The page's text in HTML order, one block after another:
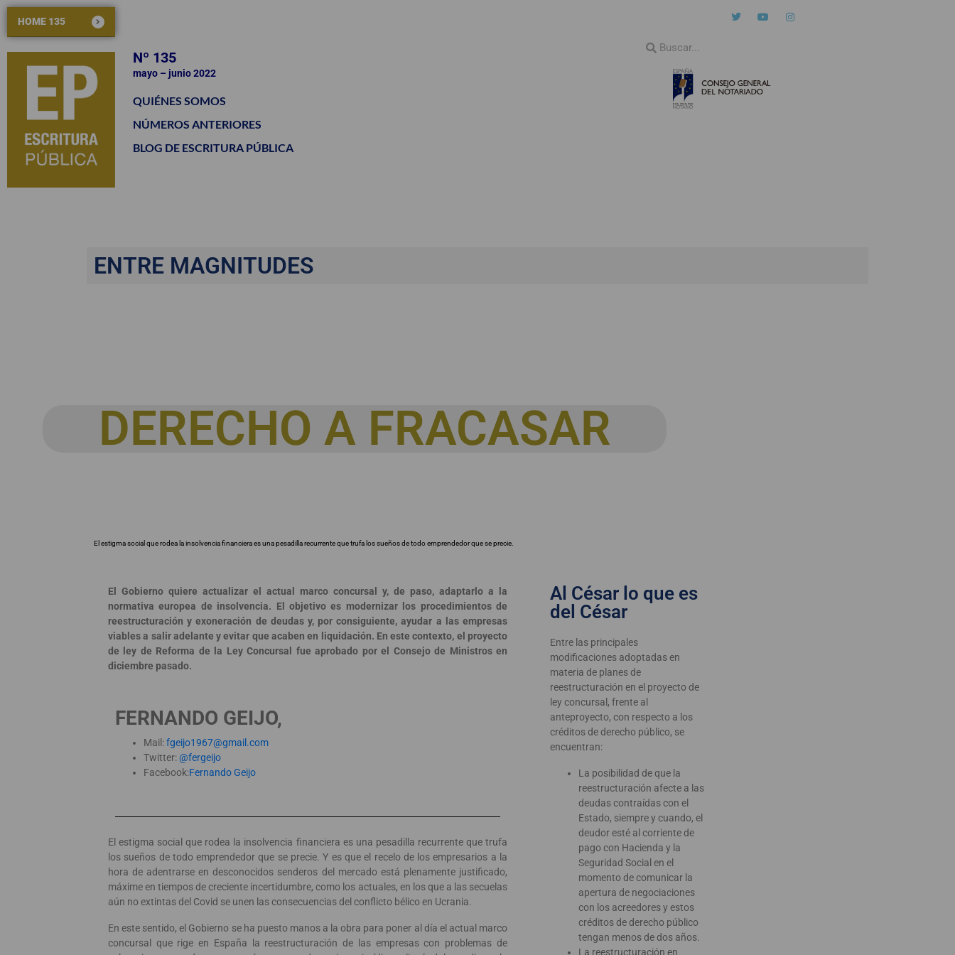
HOME 135
Nº 135
mayo – junio 2022
QUIÉNES SOMOS
NÚMEROS ANTERIORES
BLOG DE ESCRITURA PÚBLICA
ENTRE MAGNITUDES
DERECHO A FRACASAR
El estigma social que rodea la insolvencia financiera es una pesadilla recurrente que trufa los sueños de todo emprendedor que se precie.
El Gobierno quiere actualizar el actual marco concursal y, de paso, adaptarlo a la
normativa europea de insolvencia. El objetivo es modernizar los procedimientos de
reestructuración y exoneración de deudas y, por consiguiente, ayudar a las empresas
viables a salir adelante y evitar que acaben en liquidación. En este contexto, el proyecto
de ley de Reforma de la Ley Concursal fue aprobado por el Consejo de Ministros en
diciembre pasado.
FERNANDO GEIJO,
Mail:fgeijo1967@gmail.com
Twitter:@fergeijo
Facebook:Fernando Geijo
El estigma social que rodea la insolvencia financiera es una pesadilla recurrente que trufa
los sueños de todo emprendedor que se precie. Y es que el recelo de los empresarios a la
hora de adentrarse en desconocidos senderos del mercado está plenamente justificado,
máxime en tiempos de creciente incertidumbre, como los actuales, en los que a las secuelas
aún no extintas del Covid se unen las consecuencias del conflicto bélico en Ucrania.
En este sentido, el Gobierno se ha puesto manos a la obra para poner al día el actual marco
concursal que rige en España la reestructuración de las empresas con problemas de
Al César lo que es
del César
Entre las principales
modificaciones adoptadas en
materia de planes de
reestructuración en el proyecto de
ley concursal, frente al
anteproyecto, con respecto a los
créditos de derecho público, se
encuentran:
La posibilidad de que la
reestructuración afecte a las
deudas contraídas con el
Estado, siempre y cuando, el
deudor esté al corriente de
pago con Hacienda y la
Seguridad Social en el
momento de comunicar la
apertura de negociaciones
con los acreedores y estos
créditos de derecho público
tengan menos de dos años.
La reestructuración en